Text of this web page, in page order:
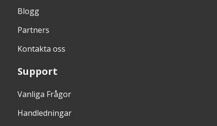
Blogg
Partners
Kontakta oss
Support
Vanliga Frågor
Handledningar